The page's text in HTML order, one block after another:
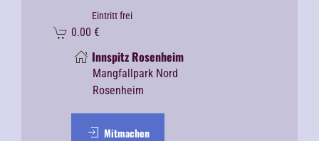
Eintritt frei
0.00 €
Innspitz Rosenheim
Mangfallpark Nord
Rosenheim
Mitmachen